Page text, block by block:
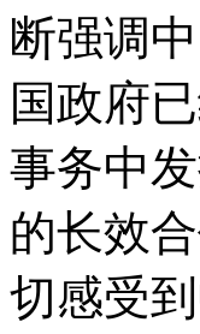
断强调
国政府
事务中
的长效
切感受